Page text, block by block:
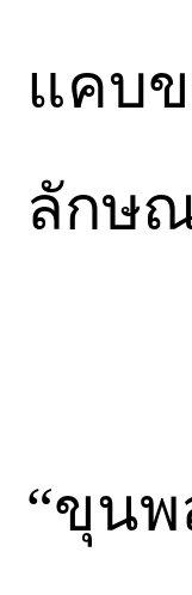
แคบ
ลักษณ
“ขุน